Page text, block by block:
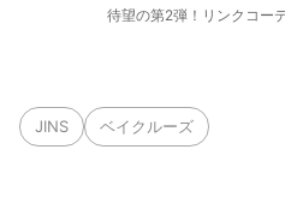
待望の第2弾！リンクコー
JINS ベイクルーズ